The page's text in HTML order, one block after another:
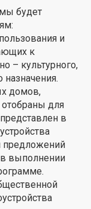
будет
и
к
– культурного,
домов,
для
в
предложений
в выполнении